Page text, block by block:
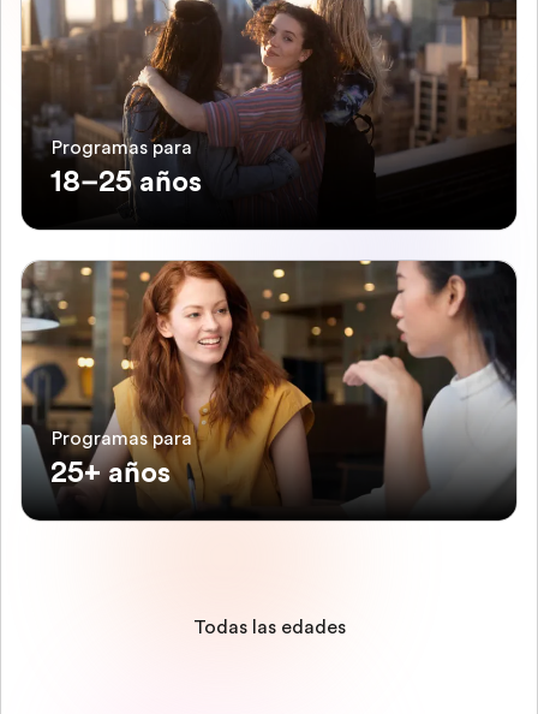
Programas para
18–25 años
Programas para
25+ años
Todas las edades